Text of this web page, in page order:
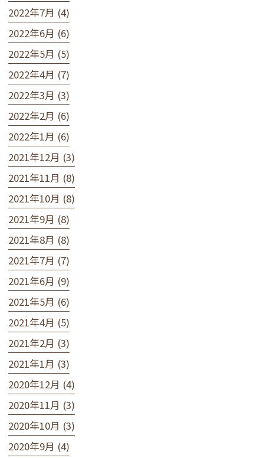
2022年7月 (4)
2022年6月 (6)
2022年5月 (5)
2022年4月 (7)
2022年3月 (3)
2022年2月 (6)
2022年1月 (6)
2021年12月 (3)
2021年11月 (8)
2021年10月 (8)
2021年9月 (8)
2021年8月 (8)
2021年7月 (7)
2021年6月 (9)
2021年5月 (6)
2021年4月 (5)
2021年2月 (3)
2021年1月 (3)
2020年12月 (4)
2020年11月 (3)
2020年10月 (3)
2020年9月 (4)